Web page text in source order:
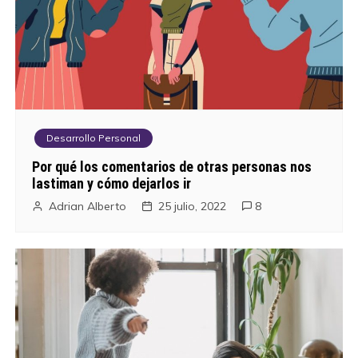
g
a
c
e
e
n
Desarrollo Personal
Por qué los comentarios de otras personas nos
lastiman y cómo dejarlos ir
Adrian Alberto 25 julio, 2022 8